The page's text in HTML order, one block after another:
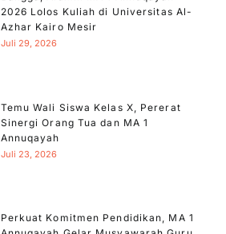
2026 Lolos Kuliah di Universitas Al-
Azhar Kairo Mesir
Juli 29, 2026
Temu Wali Siswa Kelas X, Pererat
Sinergi Orang Tua dan MA 1
Annuqayah
Juli 23, 2026
Perkuat Komitmen Pendidikan, MA 1